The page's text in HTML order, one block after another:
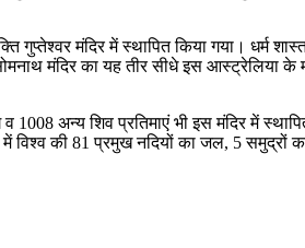
मंदिर में स्थापित किया गया। धर्म
मंदिर का यह तीर सीधे इस आस्ट्रेलिया के
1008 अन्य शिव प्रतिमाएं भी इस मंदिर में
में विश्व की 81 प्रमुख नदियों का जल, 5 समुद्रों